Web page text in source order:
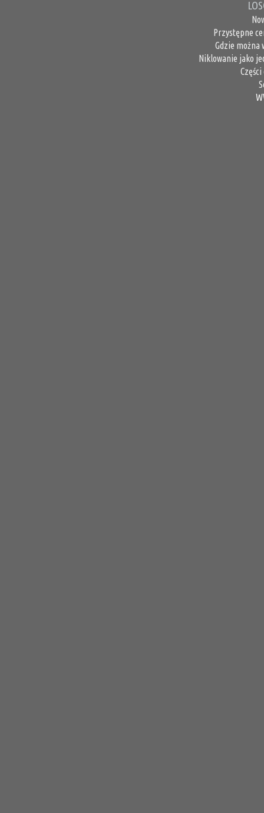
Przystępne
Gdzie można
Niklowanie jako